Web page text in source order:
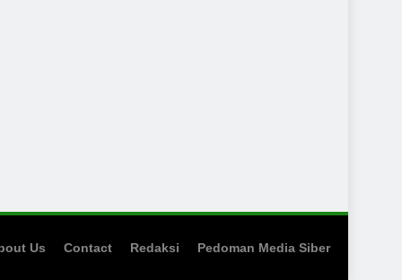
Us Contact Redaksi Pedoman Media Siber